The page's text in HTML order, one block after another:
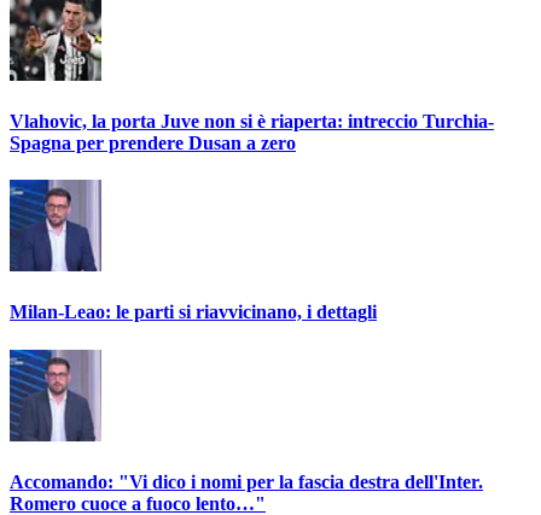
Vlahovic, la porta Juve non si è riaperta: intreccio Turchia-
Spagna per prendere Dusan a zero
Milan-Leao: le parti si riavvicinano, i dettagli
Accomando: "Vi dico i nomi per la fascia destra dell'Inter.
Romero cuoce a fuoco lento…"